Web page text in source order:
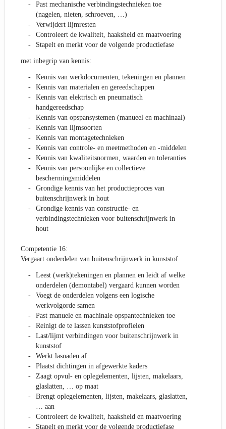
Past mechanische verbindingstechnieken toe
(nagelen, nieten, schroeven, …)
Verwijdert lijmresten
Controleert de kwaliteit, haaksheid en maatvoering
Stapelt en merkt voor de volgende productiefase
met inbegrip van kennis:
Kennis van werkdocumenten, tekeningen en plannen
Kennis van materialen en gereedschappen
Kennis van elektrisch en pneumatisch
handgereedschap
Kennis van opspansystemen (manueel en machinaal)
Kennis van lijmsoorten
Kennis van montagetechnieken
Kennis van controle- en meetmethoden en -middelen
Kennis van kwaliteitsnormen, waarden en toleranties
Kennis van persoonlijke en collectieve
beschermingsmiddelen
Grondige kennis van het productieproces van
buitenschrijnwerk in hout
Grondige kennis van constructie- en
verbindingstechnieken voor buitenschrijnwerk in
hout
Competentie 16:
Vergaart onderdelen van buitenschrijnwerk in kunststof
Leest (werk)tekeningen en plannen en leidt af welke
onderdelen (demontabel) vergaard kunnen worden
Voegt de onderdelen volgens een logische
werkvolgorde samen
Past manuele en machinale opspantechnieken toe
Reinigt de te lassen kunststofprofielen
Last/lijmt verbindingen voor buitenschrijnwerk in
kunststof
Werkt lasnaden af
Plaatst dichtingen in afgewerkte kaders
Zaagt opvul- en oplegelementen, lijsten, makelaars,
glaslatten, … op maat
Brengt oplegelementen, lijsten, makelaars, glaslatten,
… aan
Controleert de kwaliteit, haaksheid en maatvoering
Stapelt en merkt voor de volgende productiefase